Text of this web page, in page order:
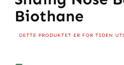
Biothane
DETTE PRODUKTET ER FOR TIDEN